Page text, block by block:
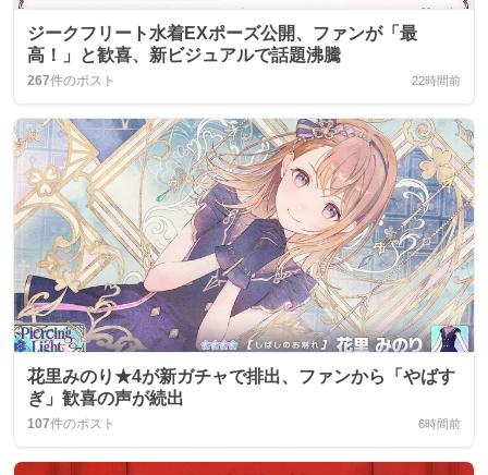
ジークフリート水着EXポーズ公開、ファンが「最
高！」と歓喜、新ビジュアルで話題沸騰
267件のポスト 22時間前
花里みのり★4が新ガチャで排出、ファンから「やばす
ぎ」歓喜の声が続出
107件のポスト 6時間前